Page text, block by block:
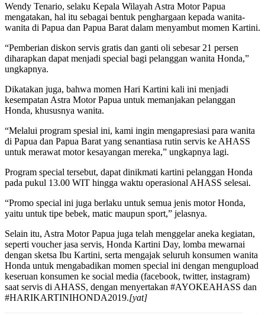
Wendy Tenario, selaku Kepala Wilayah Astra Motor Papua
mengatakan, hal itu sebagai bentuk penghargaan kepada wanita-
wanita di Papua dan Papua Barat dalam menyambut momen Kartini.
“Pemberian diskon servis gratis dan ganti oli sebesar 21 persen
diharapkan dapat menjadi special bagi pelanggan wanita Honda,”
ungkapnya.
Dikatakan juga, bahwa momen Hari Kartini kali ini menjadi
kesempatan Astra Motor Papua untuk memanjakan pelanggan
Honda, khususnya wanita.
“Melalui program spesial ini, kami ingin mengapresiasi para wanita
di Papua dan Papua Barat yang senantiasa rutin servis ke AHASS
untuk merawat motor kesayangan mereka,” ungkapnya lagi.
Program special tersebut, dapat dinikmati kartini pelanggan Honda
pada pukul 13.00 WIT hingga waktu operasional AHASS selesai.
“Promo special ini juga berlaku untuk semua jenis motor Honda,
yaitu untuk tipe bebek, matic maupun sport,” jelasnya.
Selain itu, Astra Motor Papua juga telah menggelar aneka kegiatan,
seperti voucher jasa servis, Honda Kartini Day, lomba mewarnai
dengan sketsa Ibu Kartini, serta mengajak seluruh konsumen wanita
Honda untuk mengabadikan momen special ini dengan mengupload
keseruan konsumen ke social media (facebook, twitter, instagram)
saat servis di AHASS, dengan menyertakan #AYOKEAHASS dan
#HARIKARTINIHONDA2019.[yat]